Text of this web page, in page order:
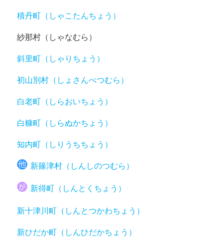
積丹町（しゃこたんちょう）
紗那村（しゃなむら）
斜里町（しゃりちょう）
初山別村（しょさんべつむら）
白老町（しらおいちょう）
白糠町（しらぬかちょう）
知内町（しりうちちょう）
新篠津村（しんしのつむら）
新得町（しんとくちょう）
新十津川町（しんとつかわちょう）
新ひだか町（しんひだかちょう）